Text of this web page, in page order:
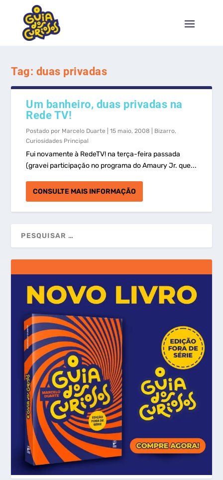
Tag: duas privadas
Um banheiro, duas privadas na
Rede TV!
Postado por Marcelo Duarte |15 maio, 2008 Bizarro,
Curiosidades Principal
Fui novamente à RedeTV! na terça-feira passada
(gravei participação no programa do Amaury Jr. que...
CONSULTE MAIS INFORMAÇÃO